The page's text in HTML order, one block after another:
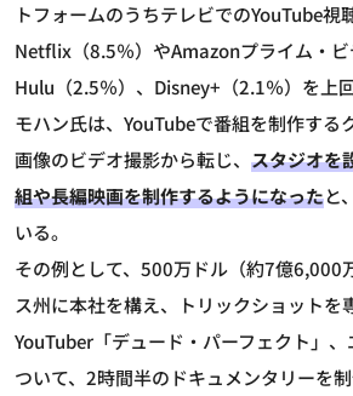
トフォームのうちテレビでのYouTube視
Netflix（8.5％）やAmazonプライム・ビ
Hulu（2.5％）、Disney+（2.1％）を上回
モハン氏は、YouTubeで番組を制作する
画像のビデオ撮影から転じ、 スタジオを
組や長編映画を制作するようになったと
いる。
その例として、500万ドル（約7億6,000
ス州に本社を構え、トリックショットを
YouTuber「デュード・パーフェクト」
ついて、2時間半のドキュメンタリーを